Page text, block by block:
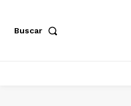
Buscar